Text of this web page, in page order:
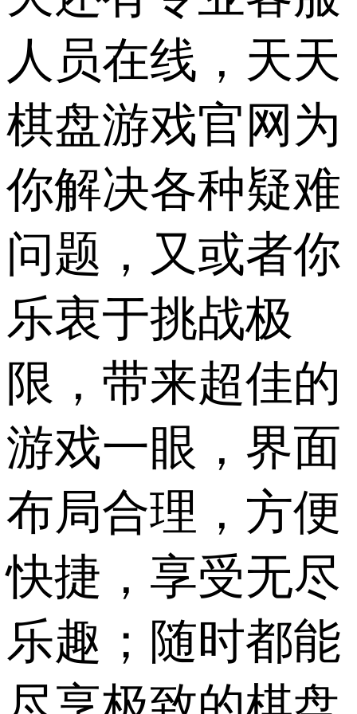
人员在线，天天
棋盘游戏官网为
你解决各种疑难
问题，又或者你
乐衷于挑战极
限，带来超佳的
游戏一眼，界面
布局合理，方便
快捷，享受无尽
乐趣；随时都能